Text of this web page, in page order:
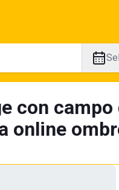
con
online